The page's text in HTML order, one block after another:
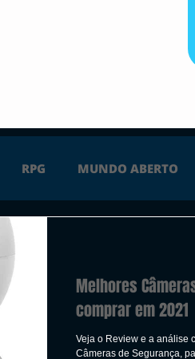
RPG MUNDO ABERTO
X ÚLTIMAS
Melhores
comprar em 2021
Veja o Review e a análise
Câmeras de Segurança,